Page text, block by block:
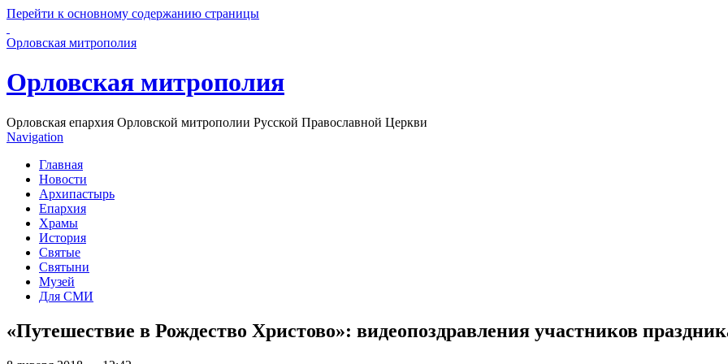
Перейти к основному содержанию страницы
Орловская митрополия
Орловская митрополия
Орловская епархия Орловской митрополии Русской Православной Церкви
Navigation
Главная
Новости
Архипастырь
Епархия
Храмы
История
Святые
Святыни
Музей
Для СМИ
«Путешествие в Рождество Христово»: видеопоздравления участников